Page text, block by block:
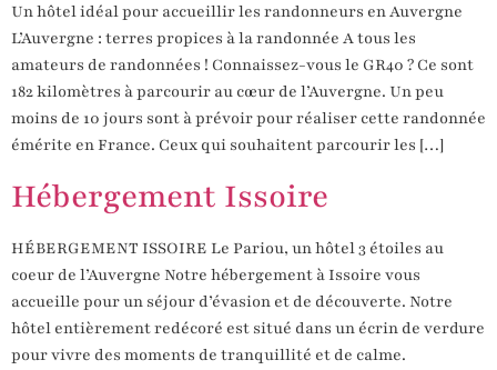
Un hôtel idéal pour accueillir les randonneurs en Auvergne
L’Auvergne : terres propices à la randonnée A tous les
amateurs de randonnées ! Connaissez-vous le GR40 ? Ce sont
182 kilomètres à parcourir au cœur de l’Auvergne. Un peu
moins de 10 jours sont à prévoir pour réaliser cette randonnée
émérite en France. Ceux qui souhaitent parcourir les […]
Hébergement Issoire
HÉBERGEMENT ISSOIRE Le Pariou, un hôtel 3 étoiles au
coeur de l’Auvergne Notre hébergement à Issoire vous
accueille pour un séjour d’évasion et de découverte. Notre
hôtel entièrement redécoré est situé dans un écrin de verdure
pour vivre des moments de tranquillité et de calme.